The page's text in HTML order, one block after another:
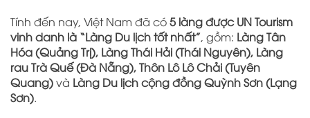
Tính đến nay, Việt Nam đã có5 làng được UN Tourism
vinh danh là “Làng Du lịch tốt nhất”, gồm: Làng Tân
Hóa (Quảng Trị), Làng Thái Hải (Thái Nguyên), Làng
rau Trà Quế (Đà Nẵng), Thôn Lô Lô Chải (Tuyên
Quang)và Làng Du lịch cộng đồng Quỳnh Sơn (Lạng
Sơn).